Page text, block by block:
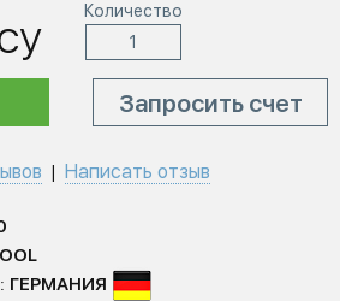
Количество
Запросить счет
Написать отзыв
ГЕРМАНИЯ